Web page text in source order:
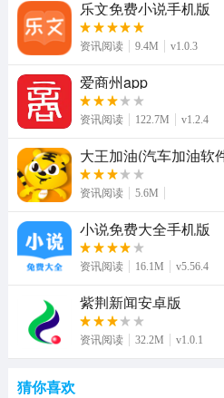
乐文免费小说手机版
资讯阅读 9.4M v1.0.3
爱商州app
资讯阅读 122.7M v1.2.4
大王加油(汽车加油软
资讯阅读 5.6M
小说免费大全手机版
资讯阅读 16.1M v5.56.4
紫荆新闻安卓版
资讯阅读 32.2M v1.0.1
猜你喜欢